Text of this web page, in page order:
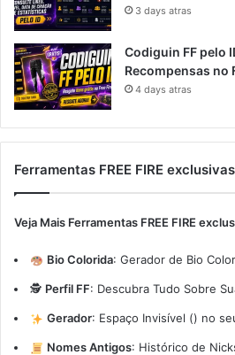
3 days atras
Codiguin FF pelo
Recompensas no
4 days atras
Ferramentas FREE FIRE exclusivas
Veja Mais Ferramentas FREE FIRE
Bio Colorida: Gerador de Bio
🕵️ Perfil FF: Descubra Tudo Sobre
Gerador: Espaço Invisível (ㅤ) no
Nomes Antigos: Histórico de